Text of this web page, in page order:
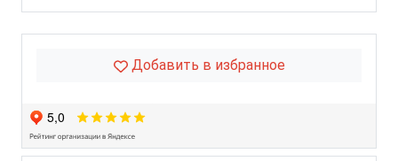
Добавить в избранное